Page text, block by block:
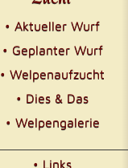
• Aktueller Wurf
• Geplanter Wurf
• Welpenaufzucht
• Dies & Das
• Welpengalerie
• Links